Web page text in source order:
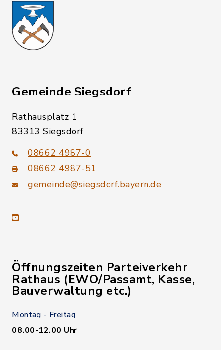
Gemeinde Siegsdorf
Rathausplatz 1
83313 Siegsdorf
08662 4987-0
08662 4987-51
gemeinde@siegsdorf.bayern.de
youtube
Öffnungszeiten Parteiverkehr
Rathaus (EWO/Passamt, Kasse,
Bauverwaltung etc.)
Montag - Freitag
08.00-12.00 Uhr